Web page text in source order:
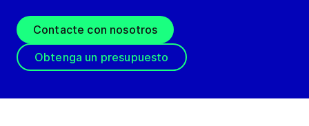
Contacte con nosotros
Obtenga un presupuesto